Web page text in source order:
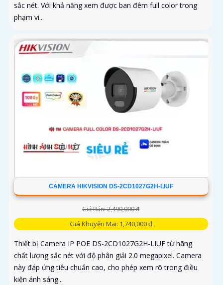
sắc nét. Với khả năng xem được ban đêm full color trong
phạm vi...
CAMERA HIKVISION DS-2CD1027G2H-LIUF
Giá Bán: 2,490,000 ₫
Giá Khuyến Mại: 1,740,000 ₫
Thiết bị Camera IP POE DS-2CD1027G2H-LIUF từ hãng
chất lượng sắc nét với độ phân giải 2.0 megapixel. Camera
này đáp ứng tiêu chuẩn cao, cho phép xem rõ trong điều
kiện ánh sáng...